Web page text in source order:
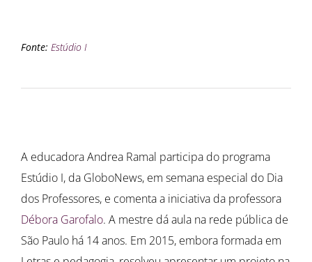
Fonte: Estúdio I
A educadora Andrea Ramal participa do programa
Estúdio I, da GloboNews, em semana especial do Dia
dos Professores, e comenta a iniciativa da professora
Débora Garofalo. A mestre dá aula na rede pública de
São Paulo há 14 anos. Em 2015, embora formada em